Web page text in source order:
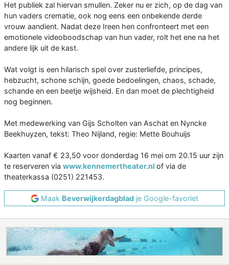
Het publiek zal hiervan smullen. Zeker nu er zich, op de dag van
hun vaders crematie, ook nog eens een onbekende derde
vrouw aandient. Nadat deze Ireen hen confronteert met een
emotionele videoboodschap van hun vader, rolt het ene na het
andere lijk uit de kast.
Wat volgt is een hilarisch spel over zusterliefde, principes,
hebzucht, schone schijn, goede bedoelingen, chaos, schade,
schande en een beetje wijsheid. En dan moet de plechtigheid
nog beginnen.
Met medewerking van Gijs Scholten van Aschat en Nyncke
Beekhuyzen, tekst: Theo Nijland, regie: Mette Bouhuijs
Kaarten vanaf € 23,50 voor donderdag 16 mei om 20.15 uur zijn
te reserveren via www.kennemertheater.nl of via de
theaterkassa (0251) 221453.
Maak Beverwijkerdagblad je Google-favoriet